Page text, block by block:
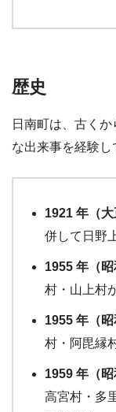
歴史
日南町は、古く
な出来事を経験し
1921 年（大
併して日野
1955 年（
村・山上村
1955 年（
村・阿毘縁
1959 年（昭
高宮村・多